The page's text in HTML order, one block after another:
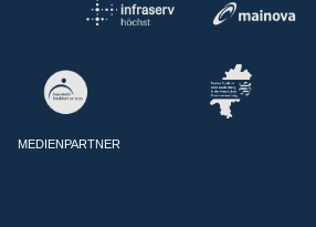
MEDIENPARTNER